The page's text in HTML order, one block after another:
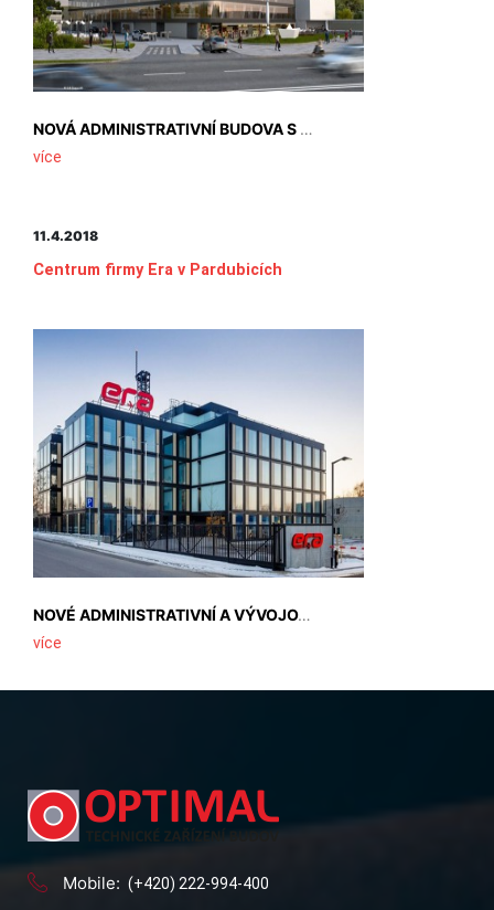
NOVÁ ADMINISTRATIVNÍ BUDOVA S KONGRESOVÝM CENTREM, NOVINKA V PORTFOLIU SPOLEČNOSTI S+B GRUPPE, BYLA ÚSPĚŠNĚ ZKOLAUDOVÁNA.
více
11.4.2018
Centrum firmy Era v Pardubicích
NOVÉ ADMINISTRATIVNÍ A VÝVOJOVÉ CENTRUM FIRMY ERA V PARDUBICÍCH ZÍSKALO TITUL STAVBA ROKU PARDUBICKÉHO KRAJE 2017. TĚŠÍ NÁS, ŽE JSME MOHLI PŘISPĚT K DOBRÉMU VÝSLEDKU JAKO DODAVATEL ČÁSTI VZDUCHOTECHNIKA A KLIMATIZACE.
více
Mobile: (+420) 222-994-400